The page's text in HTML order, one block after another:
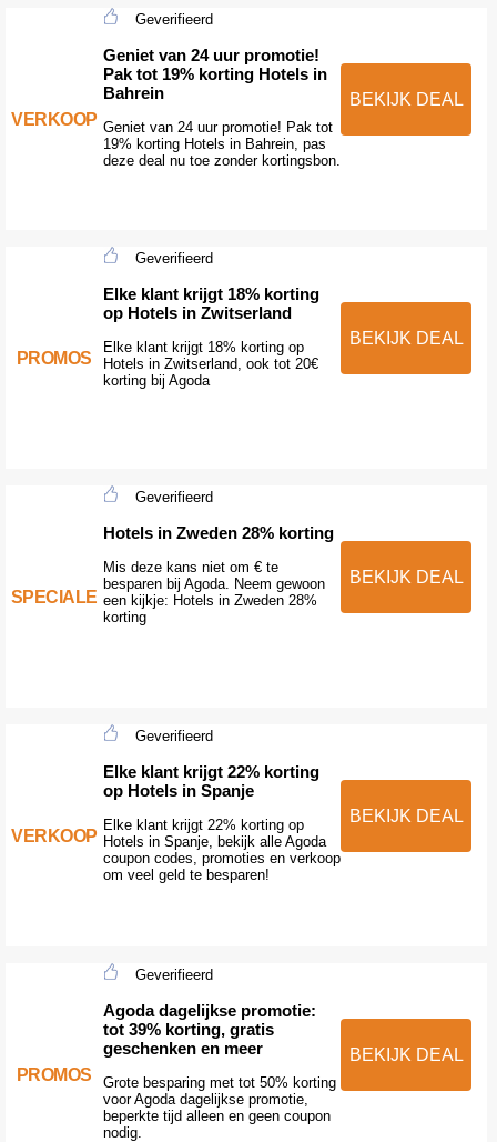
VERKOOP
Geverifieerd
Geniet van 24 uur promotie!
Pak tot 19% korting Hotels in
Bahrein
Geniet van 24 uur promotie! Pak tot
19% korting Hotels in Bahrein, pas
deze deal nu toe zonder kortingsbon.
BEKIJK DEAL
PROMOS
Geverifieerd
Elke klant krijgt 18% korting
op Hotels in Zwitserland
Elke klant krijgt 18% korting op
Hotels in Zwitserland, ook tot 20€
korting bij Agoda
BEKIJK DEAL
SPECIALE
Geverifieerd
Hotels in Zweden 28% korting
Mis deze kans niet om € te
besparen bij Agoda. Neem gewoon
een kijkje: Hotels in Zweden 28%
korting
BEKIJK DEAL
VERKOOP
Geverifieerd
Elke klant krijgt 22% korting
op Hotels in Spanje
Elke klant krijgt 22% korting op
Hotels in Spanje, bekijk alle Agoda
coupon codes, promoties en verkoop
om veel geld te besparen!
BEKIJK DEAL
PROMOS
Geverifieerd
Agoda dagelijkse promotie:
tot 39% korting, gratis
geschenken en meer
Grote besparing met tot 50% korting
voor Agoda dagelijkse promotie,
beperkte tijd alleen en geen coupon
nodig.
BEKIJK DEAL